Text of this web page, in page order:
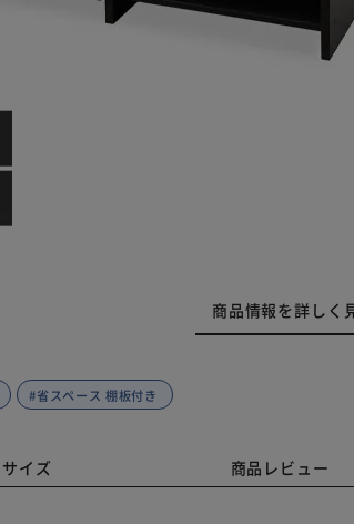
商品情報を詳しく
#省スペース 棚板付き
イズ 商品レビュー